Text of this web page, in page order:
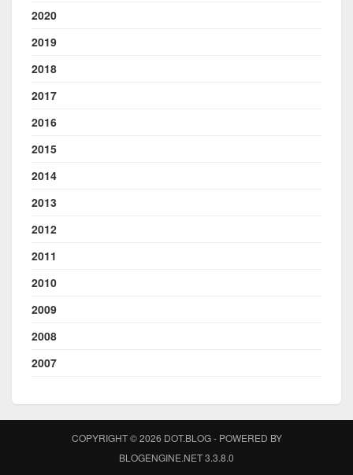
2020
2019
2018
2017
2016
2015
2014
2013
2012
2011
2010
2009
2008
2007
COPYRIGHT © 2026 DOT.BLOG - POWERED BY
BLOGENGINE.NET 3.3.8.0